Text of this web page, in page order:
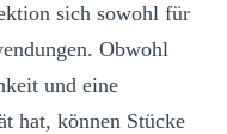
sich sowohl für
Obwohl
und eine
hat, können Stücke